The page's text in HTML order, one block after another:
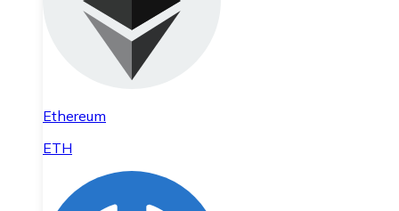
Ethereum
ETH